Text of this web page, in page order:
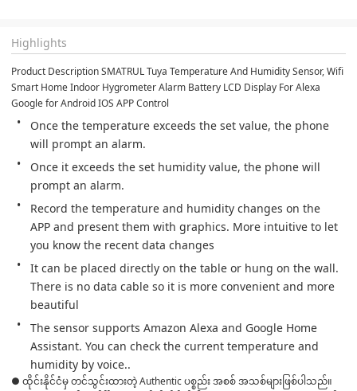
Highlights
Product Description SMATRUL Tuya Temperature And Humidity Sensor, Wifi
Smart Home Indoor Hygrometer Alarm Battery LCD Display For Alexa
Google for Android IOS APP Control
Once the temperature exceeds the set value, the phone
will prompt an alarm.
Once it exceeds the set humidity value, the phone will
prompt an alarm.
Record the temperature and humidity changes on the
APP and present them with graphics. More intuitive to let
you know the recent data changes
It can be placed directly on the table or hung on the wall.
There is no data cable so it is more convenient and more
beautiful
The sensor supports Amazon Alexa and Google Home
Assistant. You can check the current temperature and
humidity by voice..
● ထိုင်းနိုင်ငံမှ တင်သွင်းထားတဲ့ Authentic ပစ္စည်း အစစ် အသစ်များဖြစ်ပါသည်။